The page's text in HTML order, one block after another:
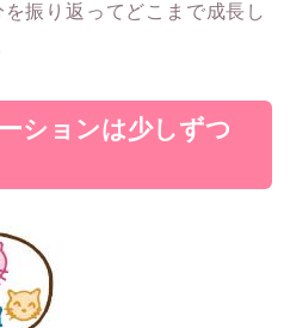
振り返ってどこまで成長し
ションは少しずつ